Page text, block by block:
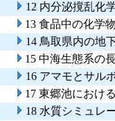
12 内分泌撹乱化
13 食品中の化学
14 鳥取県内の地
15 中海生態系の
16 アマモとサル
17 東郷池におけ
18 水質シミュレ